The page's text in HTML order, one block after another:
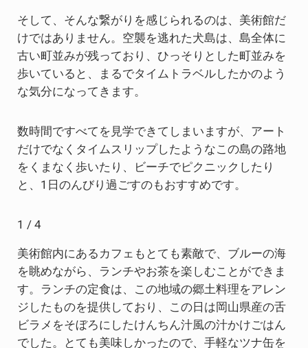
そして、そんな繋がりを感じられるのは、美術館だ
けではありません。空襲を逃れた犬島は、島全体に
古い町並みが残っており、ひっそりとした町並みを
歩いていると、まるでタイムトラベルしたかのよう
な気分になってきます。
数時間ですべてを見学できてしまいますが、アート
だけでなくタイムスリップしたようなこの島の路地
をくまなく歩いたり、ビーチでピクニックしたり
と、1日のんびり過ごすのもおすすめです。
1 / 4
美術館内にあるカフェもとても素敵で、ブルーの海
を眺めながら、ランチやお茶を楽しむことができま
す。ランチの定食は、この地域の郷土料理をアレン
ジしたものを提供しており、この日は岡山県産の舌
ビラメをそぼろにしたけんちん汁風の汁かけごはん
でした。とても美味しかったので、手軽なツナ缶を